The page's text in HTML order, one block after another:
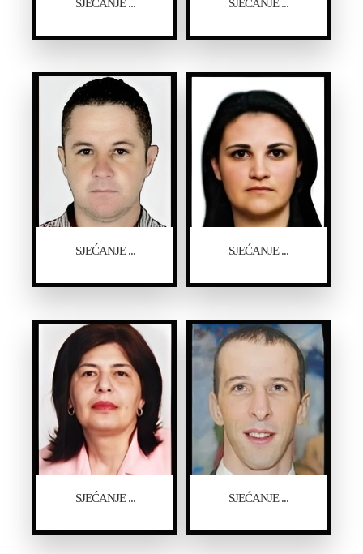
SJEĆANJE ... SJEĆANJE ...
SJEĆANJE ... SJEĆANJE ...
SJEĆANJE ... SJEĆANJE ...